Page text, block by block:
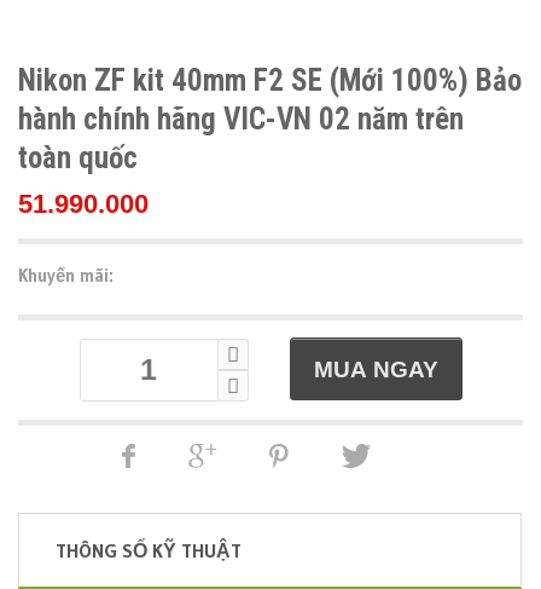
Nikon ZF kit 40mm F2 SE (Mới 100%) Bảo
hành chính hãng VIC-VN 02 năm trên
toàn quốc
51.990.000
Khuyến mãi:
THÔNG SỐ KỸ THUẬT